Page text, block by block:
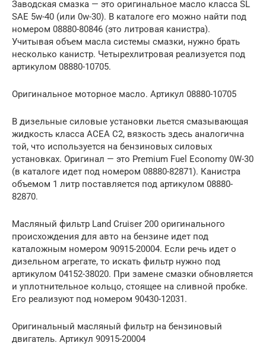
Заводская смазка — это оригинальное масло класса SL
SAE 5w-40 (или 0w-30). В каталоге его можно найти под
номером 08880-80846 (это литровая канистра).
Учитывая объем масла системы смазки, нужно брать
несколько канистр. Четырехлитровая реализуется под
артикулом 08880-10705.
Оригинальное моторное масло. Артикул 08880-10705
В дизельные силовые установки льется смазывающая
жидкость класса ACEA C2, вязкость здесь аналогична
той, что используется на бензиновых силовых
установках. Оригинал — это Premium Fuel Economy 0W-30
(в каталоге идет под номером 08880-82871). Канистра
объемом 1 литр поставляется под артикулом 08880-
82870.
Масляный фильтр Land Cruiser 200 оригинального
происхождения для авто на бензине идет под
каталожным номером 90915-20004. Если речь идет о
дизельном агрегате, то искать фильтр нужно под
артикулом 04152-38020. При замене смазки обновляется
и уплотнительное кольцо, стоящее на сливной пробке.
Его реализуют под номером 90430-12031.
Оригинальный масляный фильтр на бензиновый
двигатель. Артикул 90915-20004